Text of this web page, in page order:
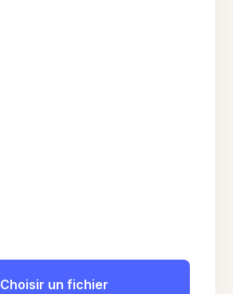
Choisir un fichier